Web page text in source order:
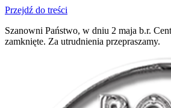
Przejdź do treści
Szanowni Państwo, w dniu 2 maja b.r.
zamknięte. Za utrudnienia przepraszamy.